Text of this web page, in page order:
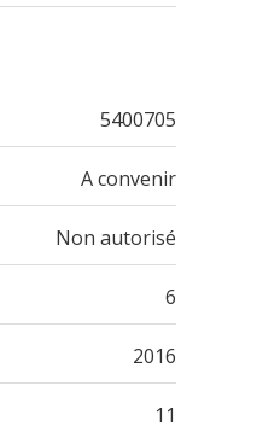
5400705
A convenir
Non autorisé
6
2016
11